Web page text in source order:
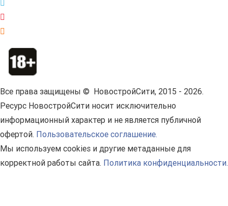
Все права защищены © НовостройСити, 2015 - 2026.
Ресурс НовостройСити носит исключительно
информационный характер и не является публичной
офертой. Пользовательское соглашение.
Мы используем cookies и другие метаданные для
корректной работы сайта. Политика конфиденциальности.